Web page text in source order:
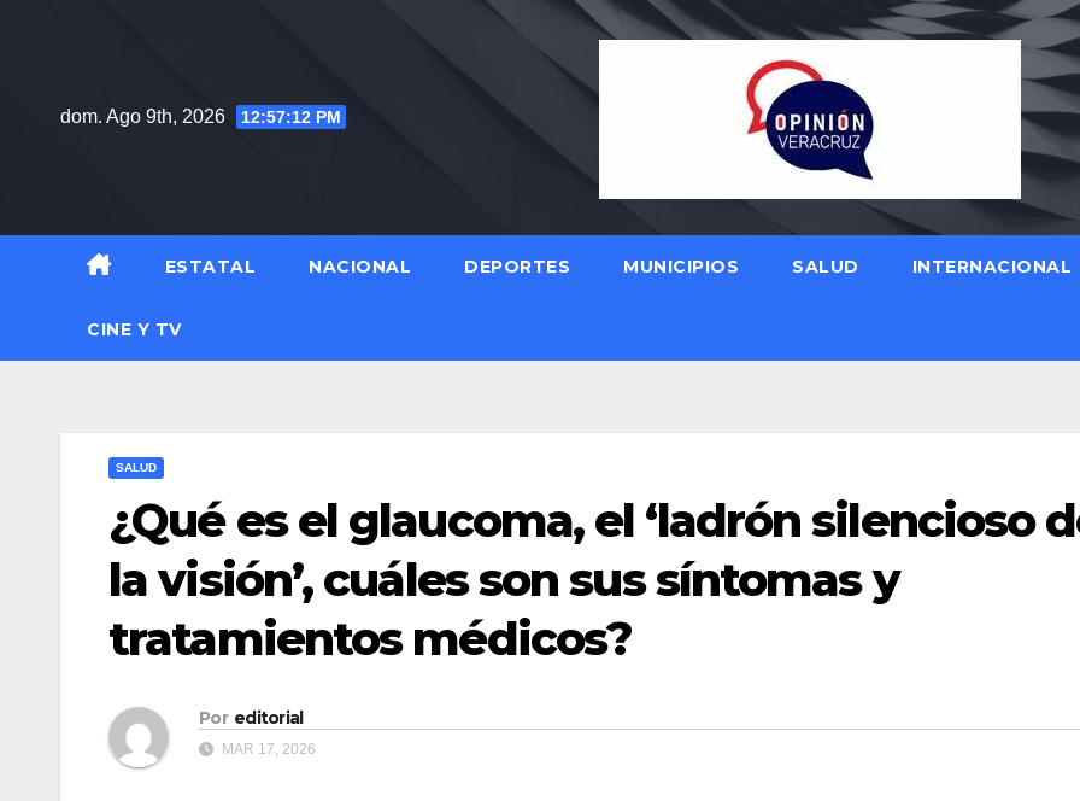
dom. Ago 9th, 2026
12:57:13 PM
ESTATAL NACIONAL DEPORTES MUNICIPIOS SALUD INTERNACIONAL
CINE Y TV
SALUD
¿Qué es el glaucoma, el ‘ladrón silencioso
la visión’, cuáles son sus síntomas y
tratamientos médicos?
Por editorial
MAR 17, 2026